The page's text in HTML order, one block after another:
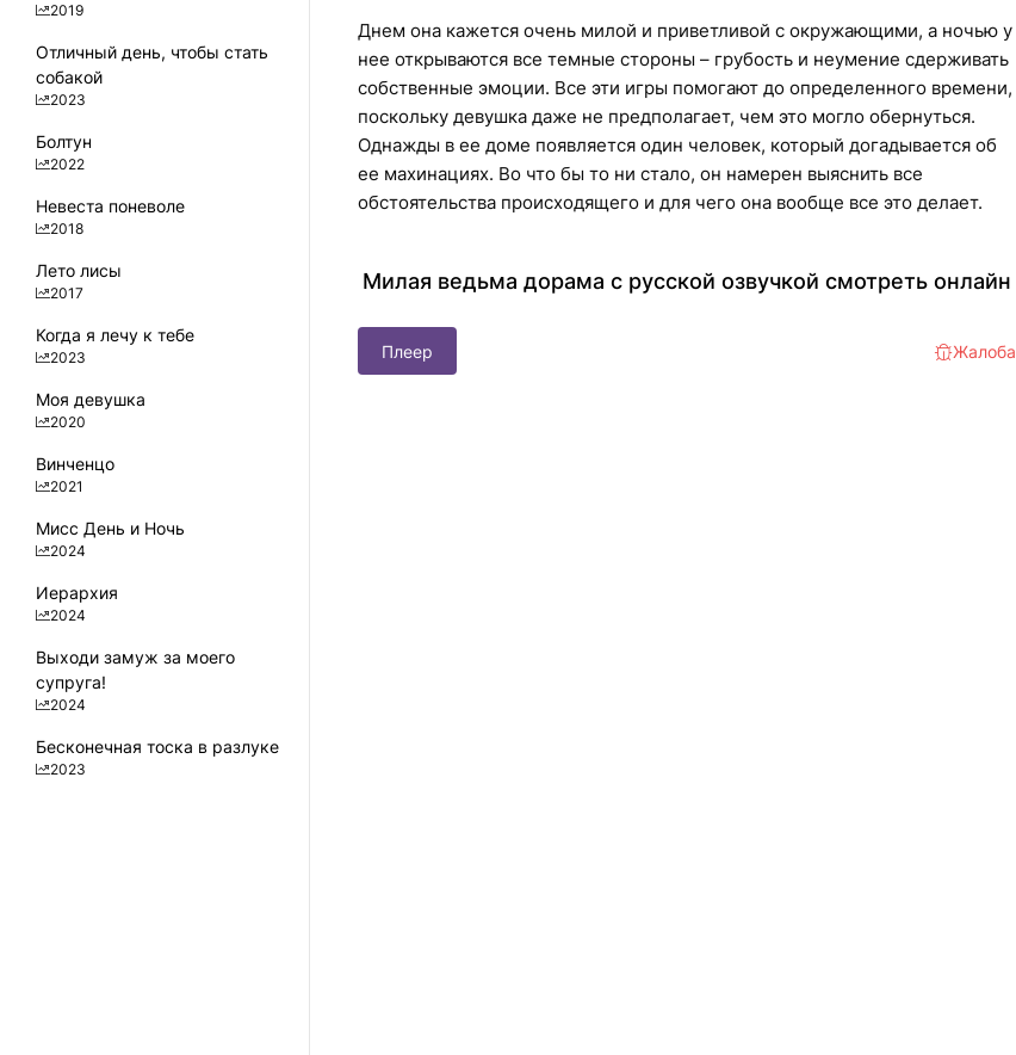
Днем она кажется очень милой и приветливой с окружающими, а ночью у
нее открываются все темные стороны – грубость и неумение сдерживать
собственные эмоции. Все эти игры помогают до определенного времени,
поскольку девушка даже не предполагает, чем это могло обернуться.
Однажды в ее доме появляется один человек, который догадывается об
ее махинациях. Во что бы то ни стало, он намерен выяснить все
обстоятельства происходящего и для чего она вообще все это делает.
Милая ведьма дорама с русской озвучкой смотреть онлайн
Плеер Жалоба
2019
Отличный день, чтобы стать
собакой
2023
Болтун
2022
Невеста поневоле
2018
Лето лисы
2017
Когда я лечу к тебе
2023
Моя девушка
2020
Винченцо
2021
Мисс День и Ночь
2024
Иерархия
2024
Выходи замуж за моего
супруга!
2024
Бесконечная тоска в разлуке
2023